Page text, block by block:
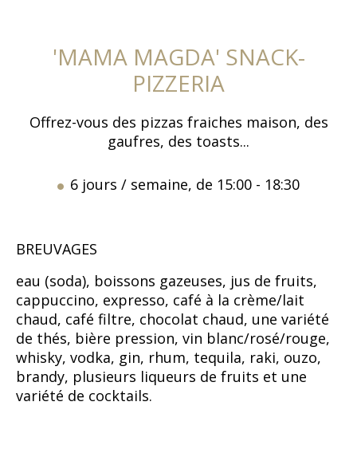
'MAMA MAGDA' SNACK-
PIZZERIA
Offrez-vous des pizzas fraiches maison, des
gaufres, des toasts...
6 jours / semaine, de 15:00 - 18:30
BREUVAGES
eau (soda), boissons gazeuses, jus de fruits,
cappuccino, expresso, café à la crème/lait
chaud, café filtre, chocolat chaud, une variété
de thés, bière pression, vin blanc/rosé/rouge,
whisky, vodka, gin, rhum, tequila, raki, ouzo,
brandy, plusieurs liqueurs de fruits et une
variété de cocktails.